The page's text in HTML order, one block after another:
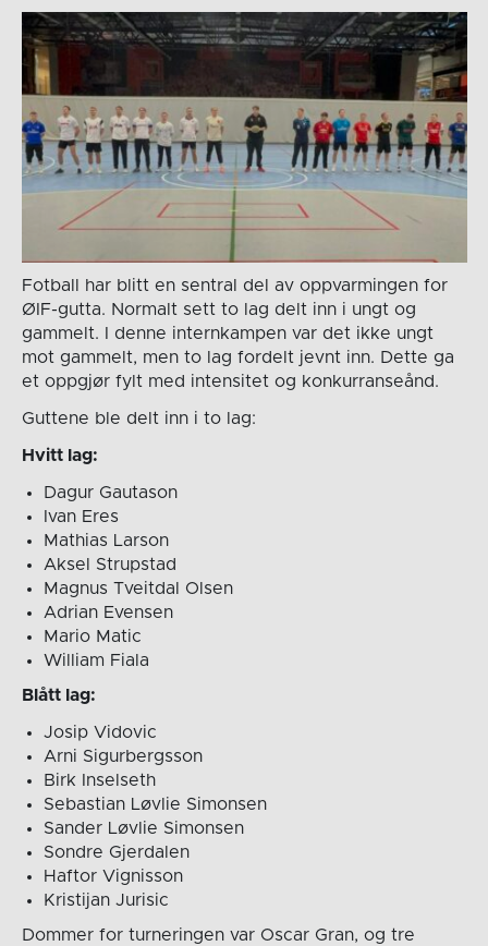
Fotball har blitt en sentral del av oppvarmingen for
ØIF-gutta. Normalt sett to lag delt inn i ungt og
gammelt. I denne internkampen var det ikke ungt
mot gammelt, men to lag fordelt jevnt inn. Dette ga
et oppgjør fylt med intensitet og konkurranseånd.
Guttene ble delt inn i to lag:
Hvitt lag:
Dagur Gautason
Ivan Eres
Mathias Larson
Aksel Strupstad
Magnus Tveitdal Olsen
Adrian Evensen
Mario Matic
William Fiala
Blått lag:
Josip Vidovic
Arni Sigurbergsson
Birk Inselseth
Sebastian Løvlie Simonsen
Sander Løvlie Simonsen
Sondre Gjerdalen
Haftor Vignisson
Kristijan Jurisic
Dommer for turneringen var Oscar Gran, og tre